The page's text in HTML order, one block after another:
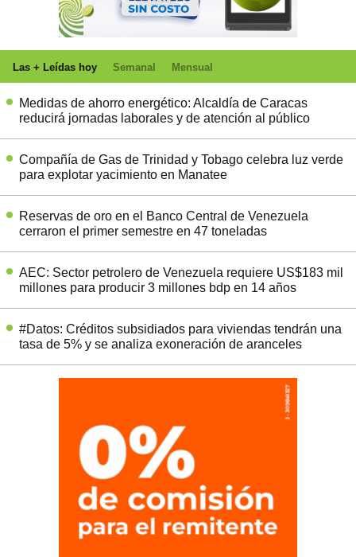
Las + Leídas hoy Semanal Mensual
Medidas de ahorro energético: Alcaldía de Caracas
reducirá jornadas laborales y de atención al público
Compañía de Gas de Trinidad y Tobago celebra luz verde
para explotar yacimiento en Manatee
Reservas de oro en el Banco Central de Venezuela
cerraron el primer semestre en 47 toneladas
AEC: Sector petrolero de Venezuela requiere US$183 mil
millones para producir 3 millones bdp en 14 años
#Datos: Créditos subsidiados para viviendas tendrán una
tasa de 5% y se analiza exoneración de aranceles